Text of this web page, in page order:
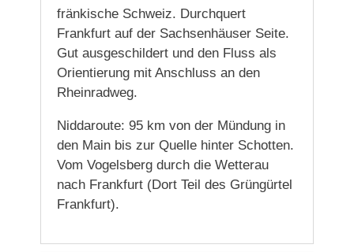
fränkische Schweiz. Durchquert
Frankfurt auf der Sachsenhäuser Seite.
Gut ausgeschildert und den Fluss als
Orientierung mit Anschluss an den
Rheinradweg.
Niddaroute: 95 km von der Mündung in
den Main bis zur Quelle hinter Schotten.
Vom Vogelsberg durch die Wetterau
nach Frankfurt (Dort Teil des Grüngürtel
Frankfurt).